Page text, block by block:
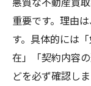
重要です。理由
す。具体的には
在」「契約内容
どを必ず確認し